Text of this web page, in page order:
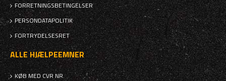
FORRETNINGSBETINGELSER
PERSONDATAPOLITIK
FORTRYDELSESRET
ALLE HJÆLPEEMNER
KØB MED CVR NR.